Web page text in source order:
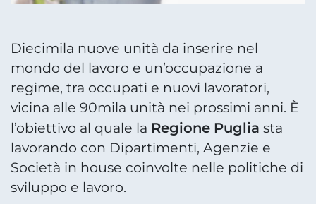
Diecimila nuove unità da inserire nel
mondo del lavoro e un’occupazione a
regime, tra occupati e nuovi lavoratori,
vicina alle 90mila unità nei prossimi anni. È
l’obiettivo al quale la Regione Puglia sta
lavorando con Dipartimenti, Agenzie e
Società in house coinvolte nelle politiche di
sviluppo e lavoro.